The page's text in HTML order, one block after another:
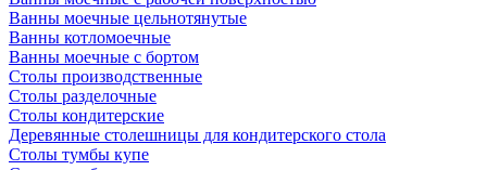
Ванны моечные цельнотянутые
Ванны котломоечные
Ванны моечные с бортом
Столы производственные
Столы разделочные
Столы кондитерские
Деревянные столешницы для кондитерского стола
Столы тумбы купе